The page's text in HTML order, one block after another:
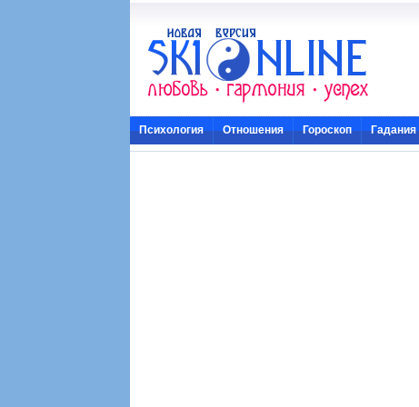
Психология Отношения Гороскоп Гадания